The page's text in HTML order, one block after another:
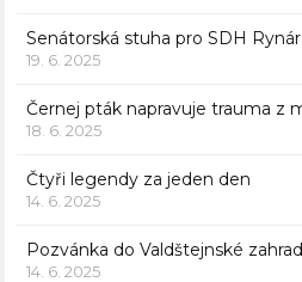
Senátorská stuha pro SDH
19. 6. 2025
Černej pták napravuje trauma z
18. 6. 2025
Čtyři legendy za jeden den
14. 6. 2025
Pozvánka do Valdštejnské
14. 6. 2025